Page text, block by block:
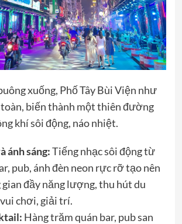
xuống, Phố Tây Bùi Viện như
toàn, biến thành một thiên đường
khí sôi động, náo nhiệt.
ánh sáng:Tiếng nhạc sôi động từ
pub, ánh đèn neon rực rỡ tạo nên
đầy năng lượng, thu hút du
chơi, giải trí.
Hàng trăm quán bar, pub san